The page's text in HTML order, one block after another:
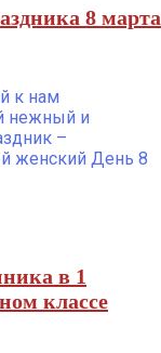
8 марта
к нам
нежный и
–
женский День 8
в 1
классе